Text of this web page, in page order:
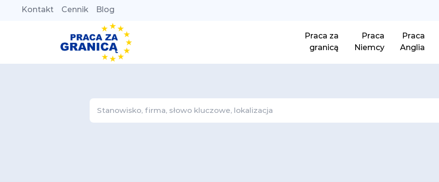
Kontakt Cennik Blog
Praca za
granicą
Praca
Niemcy
Praca
Anglia